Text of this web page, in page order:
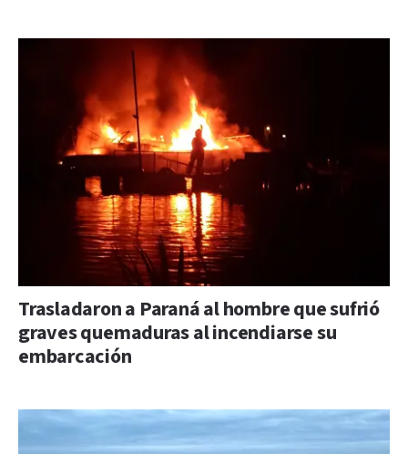
Trasladaron a Paraná al hombre que sufrió
graves quemaduras al incendiarse su
embarcación